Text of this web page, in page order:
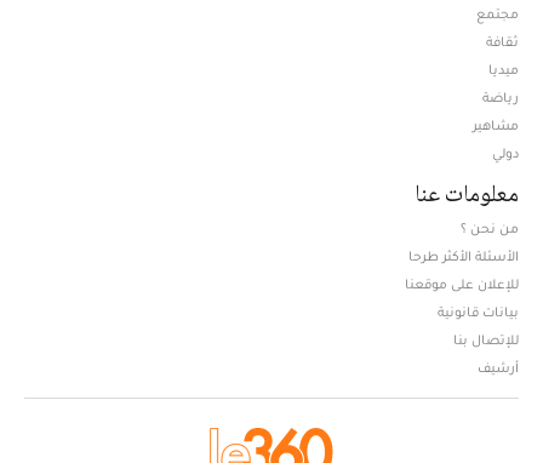
مجتمع
ثقافة
ميديا
رياضة
مشاهير
دولي
معلومات عنا
من نحن ؟
الأسئلة الأكثر طرحا
للإعلان على موقعنا
بيانات قانونية
للإتصال بنا
أرشيف